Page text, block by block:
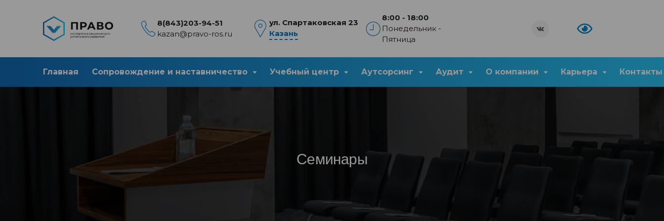
8(843)203-94-51
kazan@pravo-ros.ru
ул. Спартаковская 23
Казань
8:00 - 18:00
Понедельник -
Пятница
Главная Сопровождение и наставничество Учебный центр Аутсорсинг Аудит О компании Карьера Контакты
Семинары